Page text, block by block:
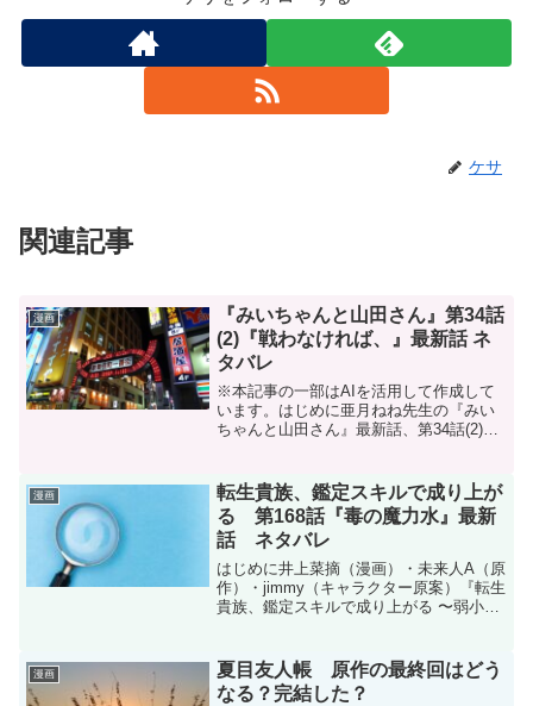
ケサ
関連記事
漫画
『みいちゃんと山田さん』第34話
(2)『戦わなければ、』最新話 ネ
タバレ
※本記事の一部はAIを活用して作成して
います。はじめに亜月ねね先生の『みい
ちゃんと山田さん』最新話、第34話(2)
ポケット)オリジナル作品で隔週日曜日に
更新です。次回...
漫画
転生貴族、鑑定スキルで成り上が
る 第168話『毒の魔力水』最新
話 ネタバレ
はじめに井上菜摘（漫画）・未来人A（原
作）・jimmy（キャラクター原案）『転生
貴族、鑑定スキルで成り上がる 〜弱小領
168話『毒の魔力水』のネタバレです。転
生貴族、鑑...
漫画
夏目友人帳 原作の最終回はどう
なる？完結した？